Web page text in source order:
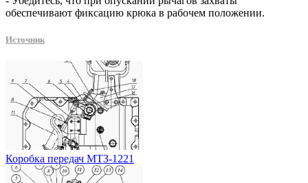
обеспечивают фиксацию крюка в рабочем положении.
Источник
Коробка передач МТЗ-1221